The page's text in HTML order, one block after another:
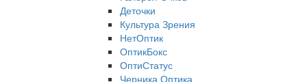
Деточки
Культура Зрения
НетОптик
ОптикБокс
ОптиСтатус
Черника Оптика